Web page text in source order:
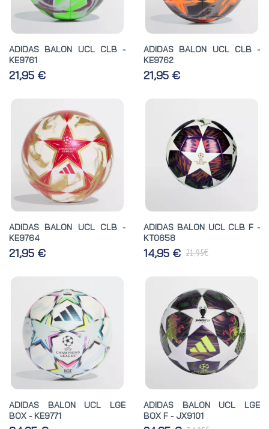
ADIDAS BALON UCL CLB -
KE9761
21,95 €
ADIDAS BALON UCL CLB -
KE9762
21,95 €
ADIDAS BALON UCL CLB -
KE9764
21,95 €
ADIDAS BALON UCL CLB F -
KT0658
14,95 € 21,95€
ADIDAS BALON UCL LGE
BOX - KE9771
ADIDAS BALON UCL LGE
BOX F - JX9101